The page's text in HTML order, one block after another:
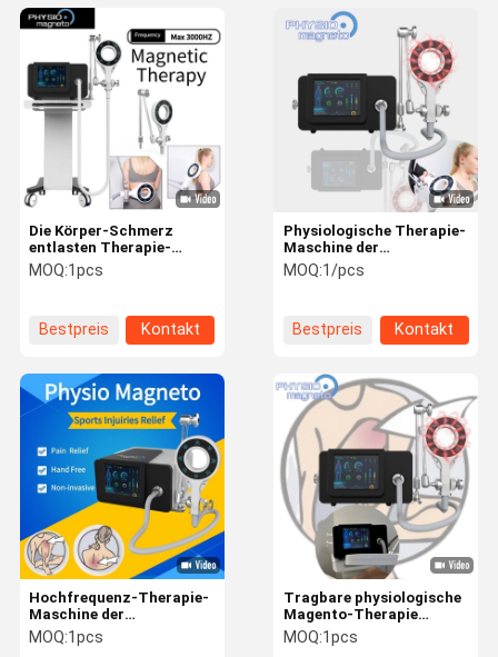
Physiologische Therapie-
Maschine der
magnetelektrischen
Maschine 1000HZ für
Entzündungs-
Rehabilitation
MOQ:1/pcs
Bestpreis Kontakt
Die Körper-Schmerz
entlasten Therapie-
Maschine der
magnetelektrischen
Transductions-Therapie-
Rehabilitations-
MOQ:1pcs
Bestpreis Kontakt
Tragbare physiologische
Magento-Therapie
Maschine für
Rehabilitation 92T/S
MOQ:1pcs
Hochfrequenz-Therapie-
Maschine der
magnetelektrischen
Maschine 3000HZ für
MOQ:1pcs